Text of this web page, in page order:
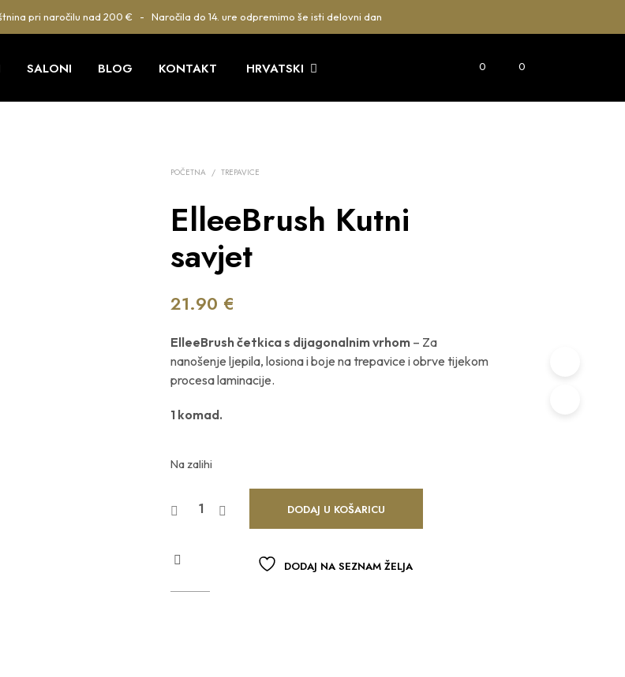
pri naročilu nad 200 € - Naročila do 14. ure odpremimo še isti delovni dan
SALONI BLOG KONTAKT HRVATSKI 0 0
POČETNA / TREPAVICE
ElleeBrush Kutni
savjet
21.90 €
ElleeBrush četkica s dijagonalnim vrhom – Za
nanošenje ljepila, losiona i boje na trepavice i obrve tijekom
procesa laminacije.
1 komad.
Na zalihi
DODAJ U KOŠARICU
DODAJ NA SEZNAM ŽELJA